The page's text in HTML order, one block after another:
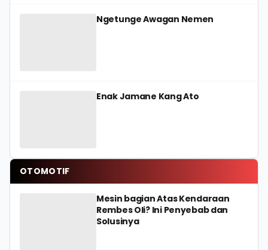
Ngetunge Awagan Nemen
Enak Jamane Kang Ato
OTOMOTIF
Mesin bagian Atas Kendaraan
Rembes Oli? Ini Penyebab dan
Solusinya